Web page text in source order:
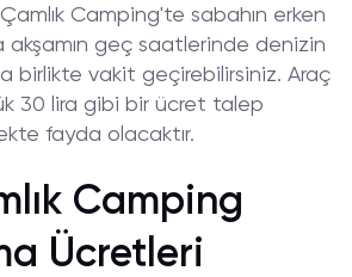
Çamlık Camping'te sabahın erken
geç saatlerinde denizin
birlikte vakit geçirebilirsiniz. Araç
30 lira gibi bir ücret talep
fayda olacaktır.
Camping
Ücretleri